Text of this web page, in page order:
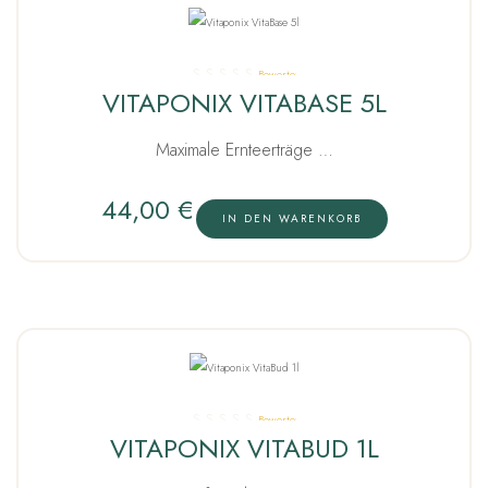
Bewertet
mit5.00von 5
VITAPONIX VITABASE 5L
Maximale Ernteerträge …
44,00 € IN DEN WARENKORB
Bewertet
mit
5.00von 5
VITAPONIX VITABUD 1L